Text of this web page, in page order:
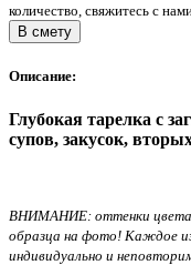
количество, свяжитесь с
В смету
Описание:
Глубокая тарелка с
супов, закусок,
ВНИМАНИЕ: оттенки цвета
образца на фото! Каждое
индивидуально и